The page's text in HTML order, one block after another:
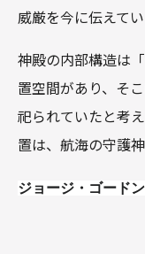
威厳を今に伝えてい
神殿の内部構造は
置空間があり、そ
祀られていたと考
置は、航海の守護
ジョージ・ゴード